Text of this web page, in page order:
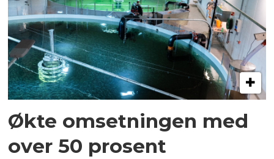
Økte omsetningen med
over 50 prosent